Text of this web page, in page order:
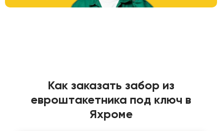
Как заказать забор из
евроштакетника под ключ в
Яхроме